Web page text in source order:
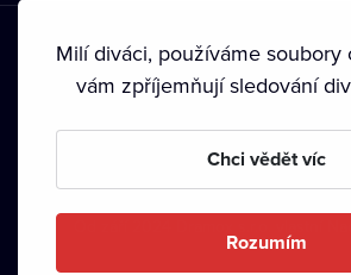
Podmínky používání • Ochrana soukromí
• Autorská práva•
Milí diváci, používáme soubory
vám zpříjemňují sledování
Chci vědět víc
Rozumím